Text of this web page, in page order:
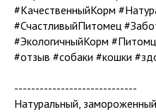
#КачественныйКорм
#СчастливыйПитомец
#ЭкологичныйКорм
#отзыв #собаки #кошки
-----------------------------
Натуральный,